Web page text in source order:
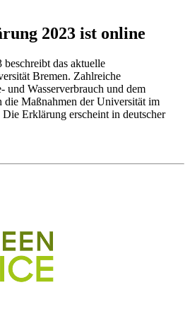
2023 ist online
das aktuelle
Bremen. Zahlreiche
und Wasserverbrauch und dem
Maßnahmen der Universität im
Erklärung erscheint in deutscher